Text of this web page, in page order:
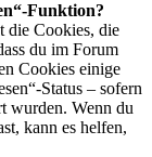
Funktion?
die Cookies, die
du im Forum
Cookies einige
Status – sofern
wurden. Wenn du
kann es helfen,